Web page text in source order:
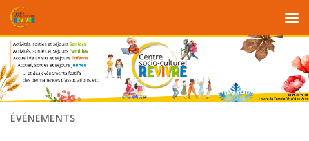
Au dessous du contenu
ÉVÉNEMENTS